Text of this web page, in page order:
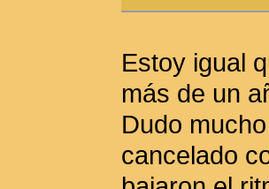
Estoy igual
más de un
Dudo
cancelado